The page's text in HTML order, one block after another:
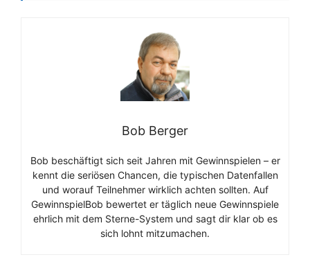
Bob Berger
Bob beschäftigt sich seit Jahren mit Gewinnspielen – er
kennt die seriösen Chancen, die typischen Datenfallen
und worauf Teilnehmer wirklich achten sollten. Auf
GewinnspielBob bewertet er täglich neue Gewinnspiele
ehrlich mit dem Sterne-System und sagt dir klar ob es
sich lohnt mitzumachen.